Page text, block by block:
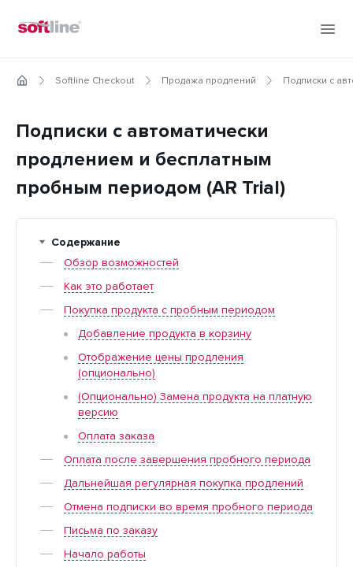
Softline Checkout Продажа продлений Подписки с
Подписки с автоматически
продлением и бесплатным
пробным периодом (AR Trial)
Содержание
Обзор возможностей
Как это работает
Покупка продукта с пробным периодом
Добавление продукта в корзину
Отображение цены продления
(опционально)
(Опционально) Замена продукта на платную
версию
Оплата заказа
Оплата после завершения пробного периода
Дальнейшая регулярная покупка продлений
Отмена подписки во время пробного периода
Письма по заказу
Начало работы